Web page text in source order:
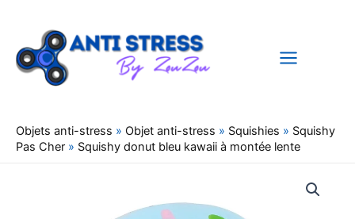
contenu
Objets anti-stress » Objet anti-stress » Squishies » Squishy
Pas Cher » Squishy donut bleu kawaii à montée lente